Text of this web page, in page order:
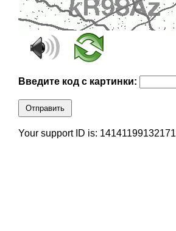
Введите код с картинки:
Отправить
Your support ID is: